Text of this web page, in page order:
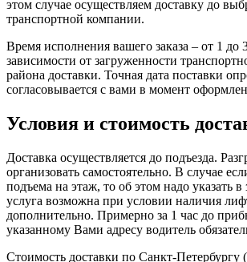
этом случае осуществляем доставку до
транспортной компании.
Время исполнения вашего заказа – от 1 до
зависимости от загруженности
района доставки. Точная дата поставки
согласовывается с вами в момент
Условия и стоимость
Доставка осуществляется до подъезда.
организовать самостоятельно. В случае
подъема на этаж, то об этом надо указать в
услуга возможна при условии наличия
дополнительно. Примерно за 1 час до
указанному Вами адресу водитель
Стоимость доставки по Санкт-